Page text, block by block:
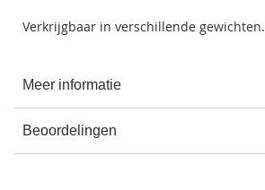
Verkrijgbaar in verschillende gewichten.
Meer informatie
Beoordelingen